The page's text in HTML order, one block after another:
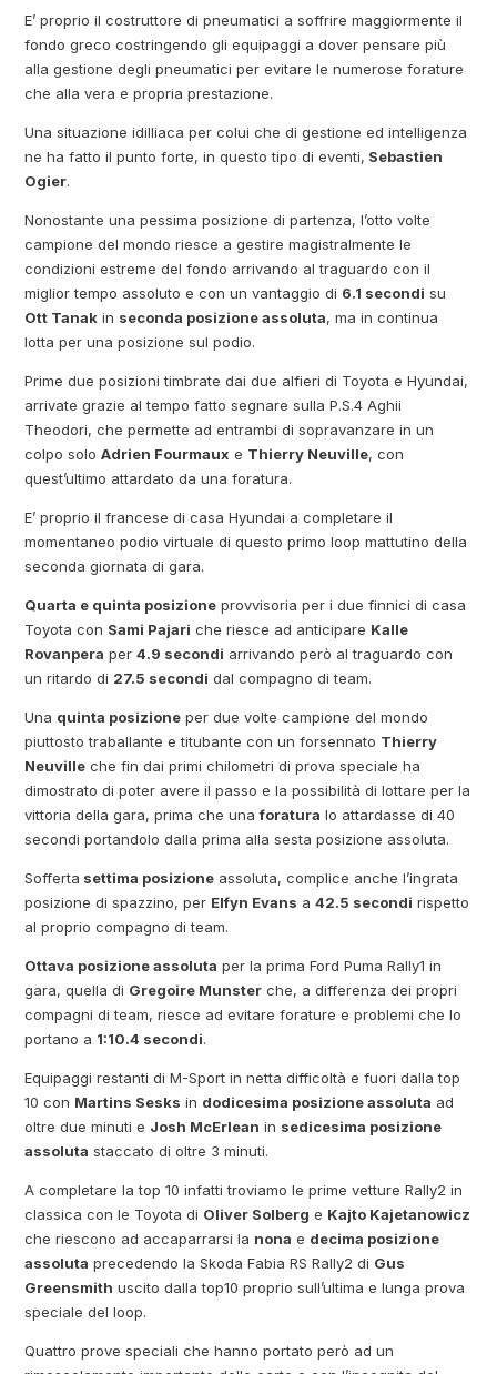
E’ proprio il costruttore di pneumatici a soffrire maggiormente il
fondo greco costringendo gli equipaggi a dover pensare più
alla gestione degli pneumatici per evitare le numerose forature
che alla vera e propria prestazione.
Una situazione idilliaca per colui che di gestione ed intelligenza
ne ha fatto il punto forte, in questo tipo di eventi, Sebastien
Ogier.
Nonostante una pessima posizione di partenza, l’otto volte
campione del mondo riesce a gestire magistralmente le
condizioni estreme del fondo arrivando al traguardo con il
miglior tempo assoluto e con un vantaggio di 6.1 secondi su
Ott Tanak in seconda posizione assoluta, ma in continua
lotta per una posizione sul podio.
Prime due posizioni timbrate dai due alfieri di Toyota e Hyundai,
arrivate grazie al tempo fatto segnare sulla P.S.4 Aghii
Theodori, che permette ad entrambi di sopravanzare in un
colpo soloAdrien Fourmaux e Thierry Neuville, con
quest’ultimo attardato da una foratura.
E’ proprio il francese di casa Hyundai a completare il
momentaneo podio virtuale di questo primo loop mattutino della
seconda giornata di gara.
Quarta e quinta posizione provvisoria per i due finnici di casa
Toyota con Sami Pajari che riesce ad anticipare Kalle
Rovanpera per4.9 secondi arrivando però al traguardo con
un ritardo di 27.5 secondi dal compagno di team.
Una quinta posizione per due volte campione del mondo
piuttosto traballante e titubante con un forsennato Thierry
Neuville che fin dai primi chilometri di prova speciale ha
dimostrato di poter avere il passo e la possibilità di lottare per la
vittoria della gara, prima che unaforatura lo attardasse di 40
secondi portandolo dalla prima alla sesta posizione assoluta.
Sofferta settima posizione assoluta, complice anche l’ingrata
posizione di spazzino, per Elfyn Evans a42.5 secondi rispetto
al proprio compagno di team.
Ottava posizione assoluta per la prima Ford Puma Rally1 in
gara, quella di Gregoire Munster che, a differenza dei propri
compagni di team, riesce ad evitare forature e problemi che lo
portano a 1:10.4 secondi.
Equipaggi restanti di M-Sport in netta difficoltà e fuori dalla top
10 con Martins Sesks in dodicesima posizione assoluta ad
oltre due minuti e Josh McErlean in sedicesima posizione
assoluta staccato di oltre 3 minuti.
A completare la top 10 infatti troviamo le prime vetture Rally2 in
classica con le Toyota di Oliver Solberg e Kajto Kajetanowicz
che riescono ad accaparrarsi la nona e decima posizione
assoluta precedendo la Skoda Fabia RS Rally2 di Gus
Greensmith uscito dalla top10 proprio sull’ultima e lunga prova
speciale del loop.
Quattro prove speciali che hanno portato però ad un